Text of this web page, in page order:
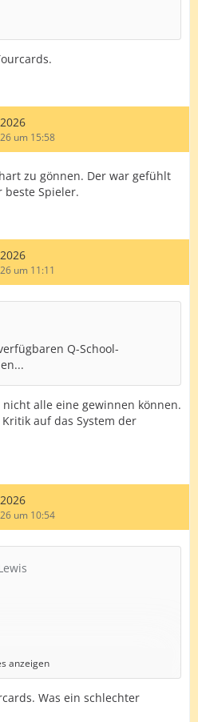
um 15:58
zu gönnen. Der war gefühlt
beste Spieler.
um 11:11
Q-School-
alle eine gewinnen können.
auf das System der
um 10:54
anzeigen
Was ein schlechter